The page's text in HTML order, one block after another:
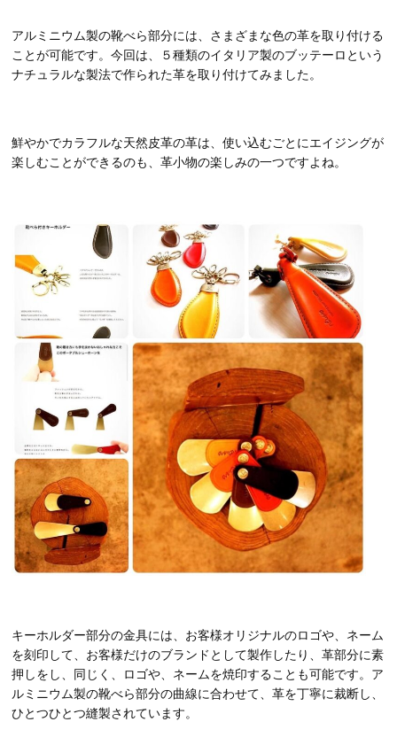
アルミニウム製の靴べら部分には、さまざまな色の革を取り付ける
ことが可能です。今回は、５種類のイタリア製のブッテーロという
ナチュラルな製法で作られた革を取り付けてみました。
鮮やかでカラフルな天然皮革の革は、使い込むごとにエイジングが
楽しむことができるのも、革小物の楽しみの一つですよね。
キーホルダー部分の金具には、お客様オリジナルのロゴや、ネーム
を刻印して、お客様だけのブランドとして製作したり、革部分に素
押しをし、同じく、ロゴや、ネームを焼印することも可能です。ア
ルミニウム製の靴べら部分の曲線に合わせて、革を丁寧に裁断し、
ひとつひとつ縫製されています。